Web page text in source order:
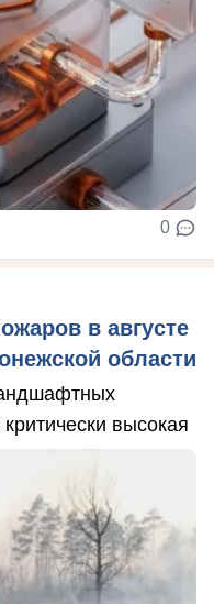
0
в августе
области
высокая